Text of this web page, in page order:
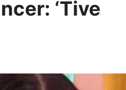
‘Tive